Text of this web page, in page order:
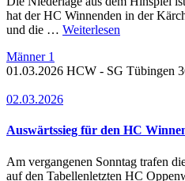
hat der HC Winnenden in der
und die … Weiterlesen
Männer 1
01.03.2026 HCW - SG Tübingen
02.03.2026
Auswärtssieg für den HC
Am vergangenen Sonntag trafen
auf den Tabellenletzten HC